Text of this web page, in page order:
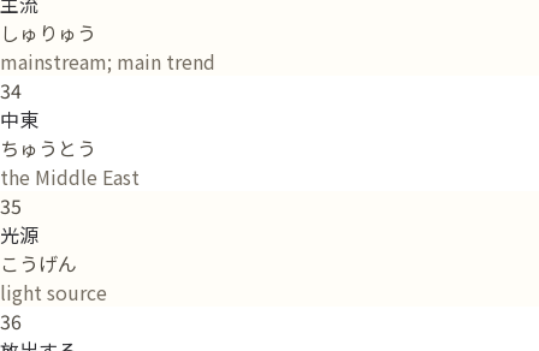
しゅりゅう
mainstream; main trend
34
中東
ちゅうとう
the Middle East
35
光源
こうげん
light source
36